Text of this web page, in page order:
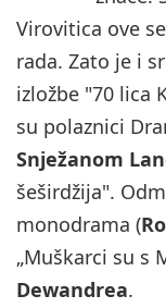
Virovitica ove
rada. Zato je i
izložbe "70 lica
su polaznici
Snježanom
šeširdžija".
monodrama (
„Muškarci su s
Dewandrea.